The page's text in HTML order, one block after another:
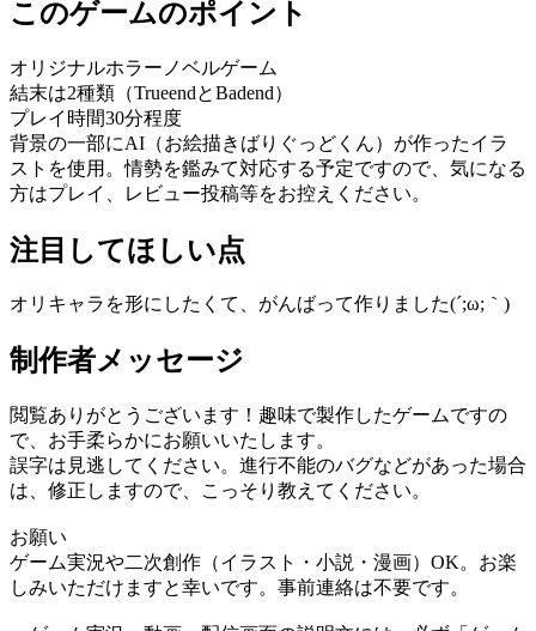
このゲームのポイント
オリジナルホラーノベルゲーム
結末は2種類（TrueendとBadend）
プレイ時間30分程度
背景の一部にAI（お絵描きばりぐっどくん）が作ったイラ
ストを使用。情勢を鑑みて対応する予定ですので、気になる
方はプレイ、レビュー投稿等をお控えください。
注目してほしい点
オリキャラを形にしたくて、がんばって作りました(´;ω;｀)
制作者メッセージ
閲覧ありがとうございます！趣味で製作したゲームですの
で、お手柔らかにお願いいたします。
誤字は見逃してください。進行不能のバグなどがあった場合
は、修正しますので、こっそり教えてください。
お願い
ゲーム実況や二次創作（イラスト・小説・漫画）OK。お楽
しみいただけますと幸いです。事前連絡は不要です。